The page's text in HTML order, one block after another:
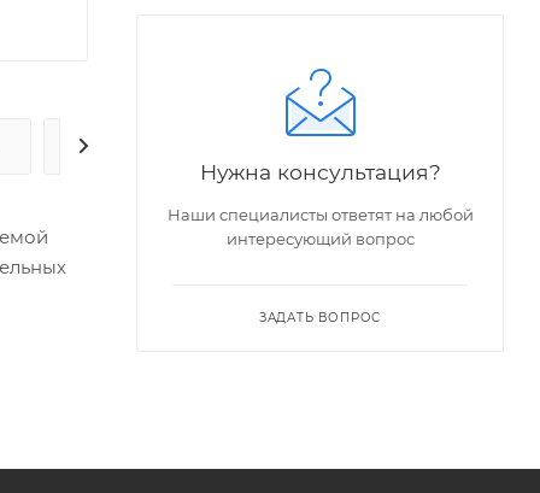
ДОСТАВКА
Нужна консультация?
Наши специалисты ответят на любой
интересующий вопрос
ЗАДАТЬ ВОПРОС